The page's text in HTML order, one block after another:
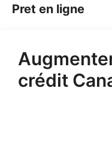
AllerPret en ligne
crédit